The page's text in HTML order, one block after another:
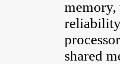
memory,
shared